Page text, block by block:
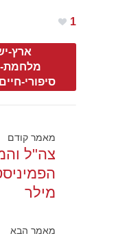
1
ארץ-
מלחמת-
סיפורי-חיים
מאמר קודם
צה"ל
מילר
מאמר הבא